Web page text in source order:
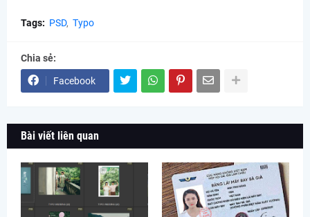
Tags: PSD Typo
Chia sẻ:
Facebook
Bài viết liên quan